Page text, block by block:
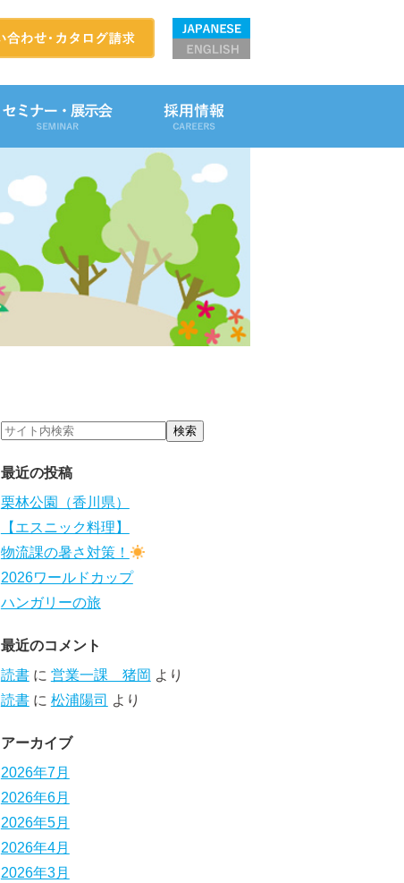
最近の投稿
栗林公園（香川県）
【エスニック料理】
物流課の暑さ対策！
2026ワールドカップ
ハンガリーの旅
最近のコメント
読書に 営業一課 猪岡 より
読書に 松浦陽司 より
アーカイブ
2026年7月
2026年6月
2026年5月
2026年4月
2026年3月